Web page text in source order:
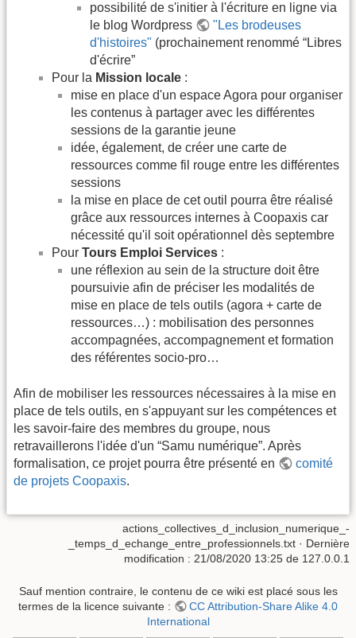
possibilité de s'initier à l'écriture en ligne via
le blog Wordpress
"Les brodeuses
d'histoires" (prochainement renommé “Libres
d'écrire”
Pour la Mission locale :
mise en place d'un espace Agora pour organiser
les contenus à partager avec les différentes
sessions de la garantie jeune
idée, également, de créer une carte de
ressources comme fil rouge entre les différentes
sessions
la mise en place de cet outil pourra être réalisé
grâce aux ressources internes à Coopaxis car
nécessité qu'il soit opérationnel dès septembre
Pour Tours Emploi Services :
une réflexion au sein de la structure doit être
poursuivie afin de préciser les modalités de
mise en place de tels outils (agora + carte de
ressources…) : mobilisation des personnes
accompagnées, accompagnement et formation
des référentes socio-pro…
Afin de mobiliser les ressources nécessaires à la mise en
place de tels outils, en s'appuyant sur les compétences et
les savoir-faire des membres du groupe, nous
retravaillerons l'idée d'un “Samu numérique”. Après
formalisation, ce projet pourra être présenté en
comité
de projets Coopaxis.
actions_collectives_d_inclusion_numerique_-
_temps_d_echange_entre_professionnels.txt · Dernière
modification : 21/08/2020 13:25 de 127.0.0.1
Sauf mention contraire, le contenu de ce wiki est placé sous les
termes de la licence suivante :
CC Attribution-Share Alike 4.0
International